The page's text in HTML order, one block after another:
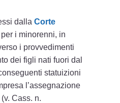
dallaCorte
i minorenni, in
i provvedimenti
dei figli nati fuori dal
statuizioni
l’assegnazione
Cass. n.